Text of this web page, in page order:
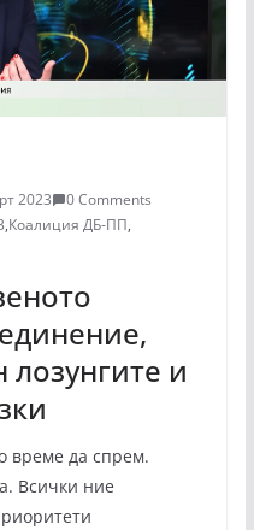
2023
0 Comments
,Коалиция ДБ-ПП,
и
време да спрем.
Всички ние